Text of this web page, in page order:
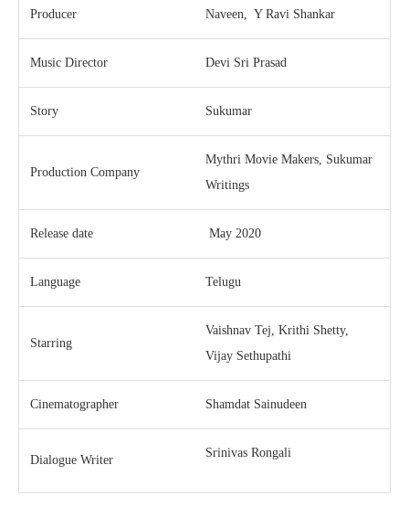
Producer Naveen, Y Ravi Shankar
Music Director Devi Sri Prasad
Story Sukumar
Production Company
Mythri Movie Makers, Sukumar
Writings
Release date May 2020
Language Telugu
Starring
Vaishnav Tej, Krithi Shetty,
Vijay Sethupathi
Cinematographer Shamdat Sainudeen
Dialogue Writer
Srinivas Rongali